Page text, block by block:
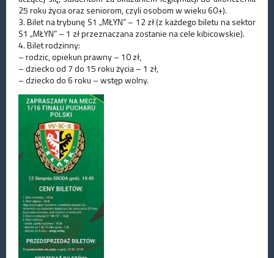
25 roku życia oraz seniorom, czyli osobom w wieku 60+).
3. Bilet na trybunę S1 „MŁYN” – 12 zł (z każdego biletu na sektor
S1 „MŁYN” – 1 zł przeznaczana zostanie na cele kibicowskie).
4. Bilet rodzinny:
– rodzic, opiekun prawny – 10 zł,
– dziecko od 7 do 15 roku życia – 1 zł,
– dziecko do 6 roku – wstęp wolny.